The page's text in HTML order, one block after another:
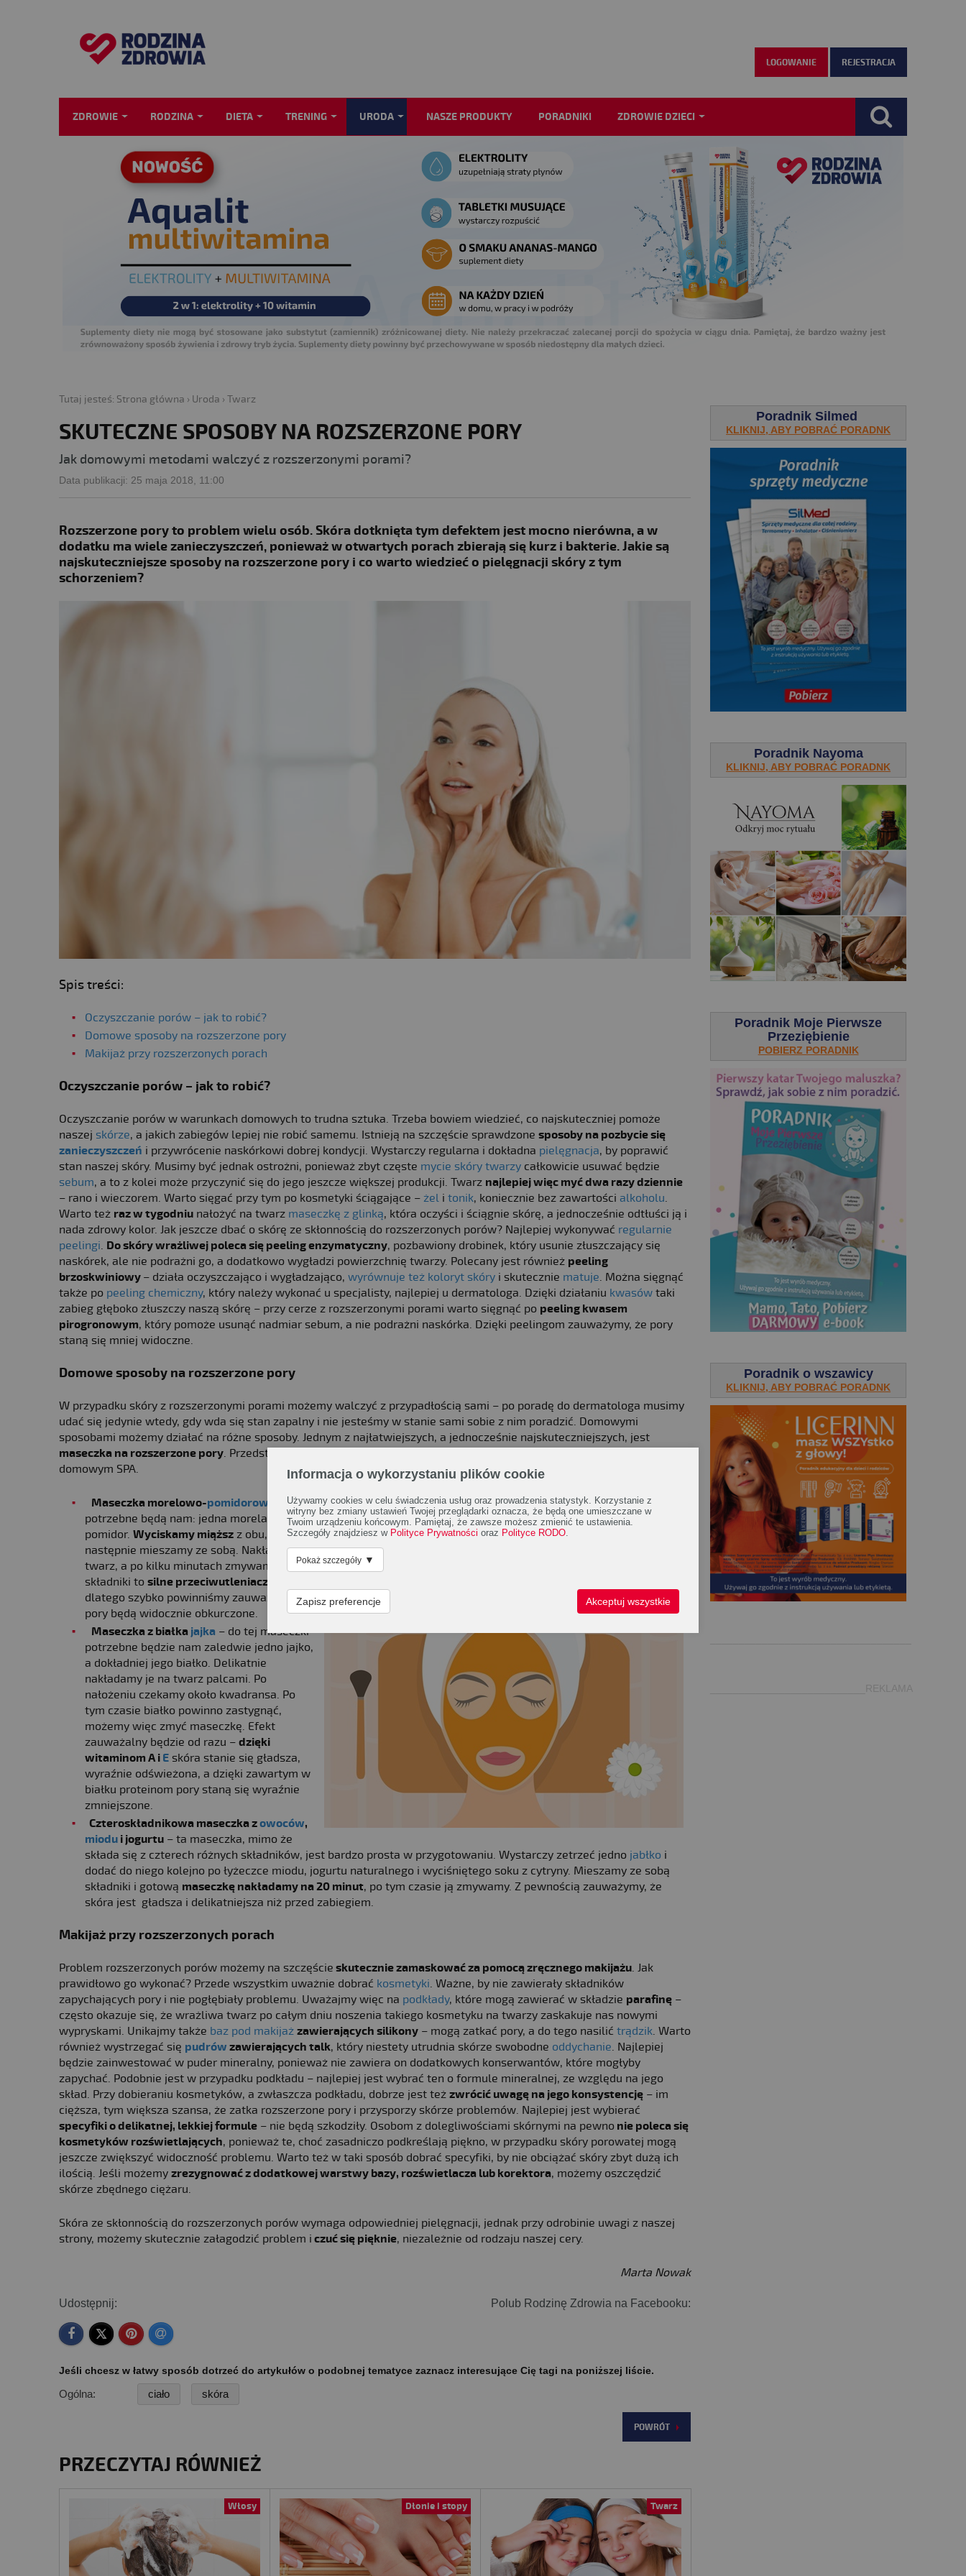
LOGOWANIE REJESTRACJA
ZDROWIE RODZINA DIETA TRENING URODA NASZE PRODUKTY PORADNIKI ZDROWIE DZIECI
Tutaj jesteś: Strona główna › Uroda › Twarz
SKUTECZNE SPOSOBY NA ROZSZERZONE PORY
Jak domowymi metodami walczyć z rozszerzonymi porami?
Data publikacji: 25 maja 2018, 11:00
Rozszerzone pory to problem wielu osób. Skóra dotknięta tym defektem jest mocno nierówna, a w
dodatku ma wiele zanieczyszczeń, ponieważ w otwartych porach zbierają się kurz i bakterie. Jakie są
najskuteczniejsze sposoby na rozszerzone pory i co warto wiedzieć o pielęgnacji skóry z tym
schorzeniem?
Spis treści:
Oczyszczanie porów – jak to robić?
Domowe sposoby na rozszerzone pory
Makijaż przy rozszerzonych porach
Oczyszczanie porów – jak to robić?
Oczyszczanie porów w warunkach domowych to trudna sztuka. Trzeba bowiem wiedzieć, co najskuteczniej pomoże
naszej skórze, a jakich zabiegów lepiej nie robić samemu. Istnieją na szczęście sprawdzone sposoby na pozbycie się
zanieczyszczeń i przywrócenie naskórkowi dobrej kondycji. Wystarczy regularna i dokładna pielęgnacja, by poprawić
stan naszej skóry. Musimy być jednak ostrożni, ponieważ zbyt częste mycie skóry twarzy całkowicie usuwać będzie
sebum, a to z kolei może przyczynić się do jego jeszcze większej produkcji. Twarz najlepiej więc myć dwa razy dziennie
– rano i wieczorem. Warto sięgać przy tym po kosmetyki ściągające – żel i tonik, koniecznie bez zawartości alkoholu.
Warto też raz w tygodniu nałożyć na twarz maseczkę z glinką, która oczyści i ściągnie skórę, a jednocześnie odtłuści ją i
nada zdrowy kolor. Jak jeszcze dbać o skórę ze skłonnością do rozszerzonych porów? Najlepiej wykonywać regularnie
peelingi. Do skóry wrażliwej poleca się peeling enzymatyczny, pozbawiony drobinek, który usunie złuszczający się
naskórek, ale nie podrażni go, a dodatkowo wygładzi powierzchnię twarzy. Polecany jest również peeling
brzoskwiniowy – działa oczyszczająco i wygładzająco, wyrównuje też koloryt skóry i skutecznie matuje. Można sięgnąć
także po peeling chemiczny, który należy wykonać u specjalisty, najlepiej u dermatologa. Dzięki działaniu kwasów taki
zabieg głęboko złuszczy naszą skórę – przy cerze z rozszerzonymi porami warto sięgnąć po peeling kwasem
pirogronowym, który pomoże usunąć nadmiar sebum, a nie podrażni naskórka. Dzięki peelingom zauważymy, że pory
staną się mniej widoczne.
Domowe sposoby na rozszerzone pory
W przypadku skóry z rozszerzonymi porami możemy walczyć z przypadłością sami – po poradę do dermatologa musimy
udać się jedynie wtedy, gdy wda się stan zapalny i nie jesteśmy w stanie sami sobie z nim poradzić. Domowymi
sposobami możemy działać na różne sposoby. Jednym z najłatwiejszych, a jednocześnie najskuteczniejszych, jest
maseczka na rozszerzone pory. Przedstawiamy kilka sprawdzonych przepisów na nie – z pewnością sprawdzą się w
domowym SPA.
Maseczka morelowo-pomidorowa
potrzebne będą nam: jedna morela i jeden
pomidor. Wyciskamy miąższ z obu, a
następnie mieszamy ze sobą. Nakładamy na
twarz, a po kilku minutach zmywamy. Oba
składniki to silne przeciwutleniacze
dlatego szybko powinniśmy zauważyć, że
pory będą widocznie obkurczone.
Maseczka z białka jajka – do tej maseczki
potrzebne będzie nam zaledwie jedno jajko,
a dokładniej jego białko. Delikatnie
nakładamy je na twarz palcami. Po
nałożeniu czekamy około kwadransa. Po
tym czasie białko powinno zastygnąć,
możemy więc zmyć maseczkę. Efekt
zauważalny będzie od razu – dzięki
witaminom A i E skóra stanie się gładsza,
wyraźnie odświeżona, a dzięki zawartym w
białku proteinom pory staną się wyraźnie
zmniejszone.
Czteroskładnikowa maseczka zowoców,
miodu i jogurtu – ta maseczka, mimo że
składa się z czterech różnych składników, jest bardzo prosta w przygotowaniu. Wystarczy zetrzeć jedno jabłko i
dodać do niego kolejno po łyżeczce miodu, jogurtu naturalnego i wyciśniętego soku z cytryny. Mieszamy ze sobą
składniki i gotową maseczkę nakładamy na 20 minut, po tym czasie ją zmywamy. Z pewnością zauważymy, że
skóra jest gładsza i delikatniejsza niż przed zabiegiem.
Makijaż przy rozszerzonych porach
Problem rozszerzonych porów możemy na szczęście skutecznie zamaskować za pomocą zręcznego makijażu. Jak
prawidłowo go wykonać? Przede wszystkim uważnie dobrać kosmetyki. Ważne, by nie zawierały składników
zapychających pory i nie pogłębiały problemu. Uważajmy więc na podkłady, które mogą zawierać w składzie parafinę –
często okazuje się, że wrażliwa twarz po całym dniu noszenia takiego kosmetyku na twarzy zaskakuje nas nowymi
wypryskami. Unikajmy także baz pod makijaż zawierających silikony – mogą zatkać pory, a do tego nasilić trądzik. Warto
również wystrzegać się pudrów zawierających talk, który niestety utrudnia skórze swobodne oddychanie. Najlepiej
będzie zainwestować w puder mineralny, ponieważ nie zawiera on dodatkowych konserwantów, które mogłyby
zapychać. Podobnie jest w przypadku podkładu – najlepiej jest wybrać ten o formule mineralnej, ze względu na jego
skład. Przy dobieraniu kosmetyków, a zwłaszcza podkładu, dobrze jest też zwrócić uwagę na jego konsystencję – im
cięższa, tym większa szansa, że zatka rozszerzone pory i przysporzy skórze problemów. Najlepiej jest wybierać
specyfiki o delikatnej, lekkiej formule – nie będą szkodziły. Osobom z dolegliwościami skórnymi na pewno nie poleca się
kosmetyków rozświetlających, ponieważ te, choć zasadniczo podkreślają piękno, w przypadku skóry porowatej mogą
jeszcze zwiększyć widoczność problemu. Warto też w taki sposób dobrać specyfiki, by nie obciążać skóry zbyt dużą ich
ilością. Jeśli możemy zrezygnować z dodatkowej warstwy bazy, rozświetlacza lub korektora, możemy oszczędzić
skórze zbędnego ciężaru.
Skóra ze skłonnością do rozszerzonych porów wymaga odpowiedniej pielęgnacji, jednak przy odrobinie uwagi z naszej
strony, możemy skutecznie załagodzić problem i czuć się pięknie, niezależnie od rodzaju naszej cery.
Marta Nowak
Udostępnij: Polub Rodzinę Zdrowia na Facebooku:
Jeśli chcesz w łatwy sposób dotrzeć do artykułów o podobnej tematyce zaznacz interesujące Cię tagi na poniższej liście.
Ogólna: ciało skóra
POWRÓT
PRZECZYTAJ RÓWNIEŻ
Włosy Dłonie i stopy Twarz
Poradnik Silmed
KLIKNIJ, ABY POBRAĆ PORADNK
Poradnik Nayoma
KLIKNIJ, ABY POBRAĆ PORADNK
Poradnik Moje Pierwsze
Przeziębienie
POBIERZ PORADNIK
Poradnik o wszawicy
KLIKNIJ, ABY POBRAĆ PORADNK
___________________________REKLAMA
Informacja o wykorzystaniu plików cookie
Używamy cookies w celu świadczenia usług oraz prowadzenia statystyk. Korzystanie z
witryny bez zmiany ustawień Twojej przeglądarki oznacza, że będą one umieszczane w
Twoim urządzeniu końcowym. Pamiętaj, że zawsze możesz zmienić te ustawienia.
Szczegóły znajdziesz w Polityce Prywatności oraz Polityce RODO
Pokaż szczegóły ▼
Zapisz preferencje Akceptuj wszystkie